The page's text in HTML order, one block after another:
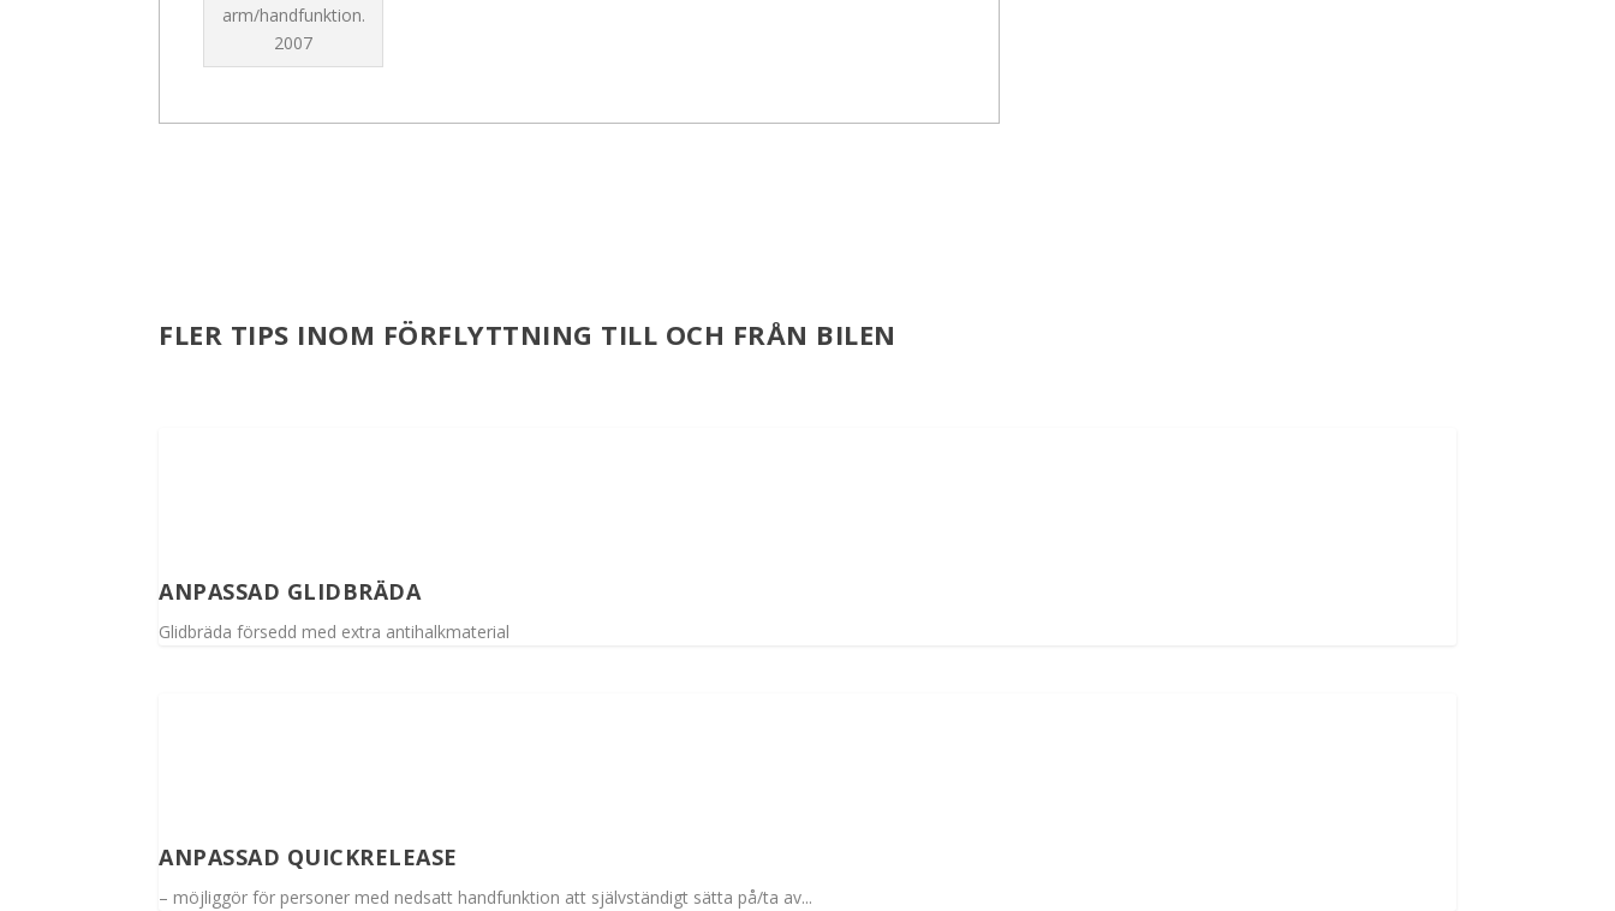
arm/handfunktion.
2007
FLER TIPS INOM FÖRFLYTTNING TILL OCH FRÅN BILEN
ANPASSAD GLIDBRÄDA
Glidbräda försedd med extra antihalkmaterial
ANPASSAD QUICKRELEASE
– möjliggör för personer med nedsatt handfunktion att självständigt sätta på/ta av...